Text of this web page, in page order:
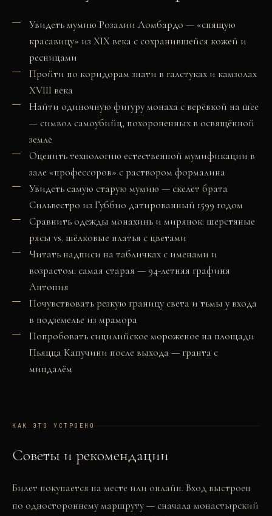
Увидеть мумию Розалии Ломбардо — «спящую
красавицу» из XIX века с сохранившейся кожей и
ресницами
Пройти по коридорам знати в галстуках и камзолах
XVIII века
Найти одиночную фигуру монаха с верёвкой на шее
— символ самоубийц, похороненных в освящённой
земле
Оценить технологию естественной мумификации в
зале «профессоров» с раствором формалина
Увидеть самую старую мумию — скелет брата
Сильвестро из Губбио датированный 1599 годом
Сравнить одежды монахинь и мирянок: шерстяные
рясы vs. шёлковые платья с цветами
Читать надписи на табличках с именами и
возрастом: самая старая — 94-летняя графиня
Антония
Почувствовать резкую границу света и тьмы у входа
в подземелье из мрамора
Попробовать сицилийское мороженое на площади
Пьяцца Капучини после выхода — гранта с
миндалём
КАК ЭТО УСТРОЕНО
Советы и рекомендации
Билет покупается на месте или онлайн. Вход выстроен
по одностороннему маршруту — сначала монастырский